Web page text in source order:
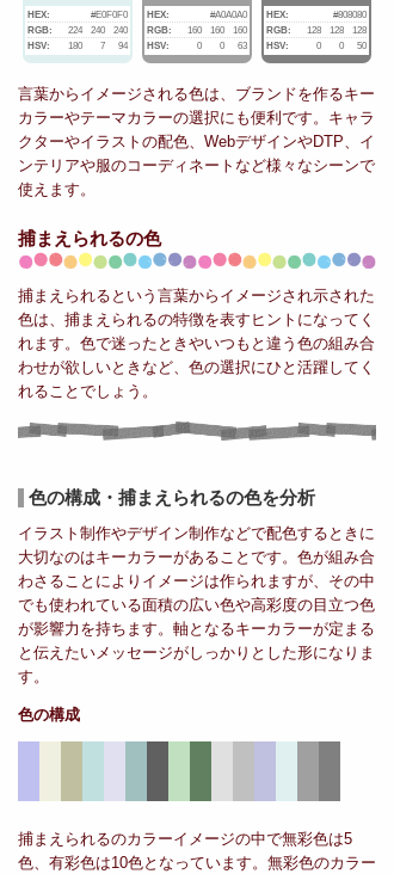
HEX:
#E0F0F0
RGB:
224 240
240
HSV:
180 7 94
HEX:
#A0A0A0
RGB:
160 160
160
HSV:
0 0 63
HEX:
#808080
RGB:
128 128
128
HSV:
0 0 50
言葉からイメージされる色は、ブランドを作るキー
カラーやテーマカラーの選択にも便利です。キャラ
クターやイラストの配色、WebデザインやDTP、イ
ンテリアや服のコーディネートなど様々なシーンで
使えます。
捕まえられるの色
捕まえられるという言葉からイメージされ示された
色は、捕まえられるの特徴を表すヒントになってく
れます。色で迷ったときやいつもと違う色の組み合
わせが欲しいときなど、色の選択にひと活躍してく
れることでしょう。
色の構成・捕まえられるの色を分析
イラスト制作やデザイン制作などで配色するときに
大切なのはキーカラーがあることです。色が組み合
わさることによりイメージは作られますが、その中
でも使われている面積の広い色や高彩度の目立つ色
が影響力を持ちます。軸となるキーカラーが定まる
と伝えたいメッセージがしっかりとした形になりま
す。
色の構成
捕まえられるのカラーイメージの中で無彩色は5
色、有彩色は10色となっています。無彩色のカラー